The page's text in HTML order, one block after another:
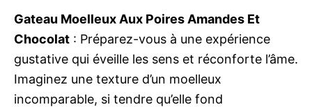
Gateau Moelleux Aux Poires Amandes Et
Chocolat : Préparez-vous à une expérience
gustative qui éveille les sens et réconforte l’âme.
Imaginez une texture d’un moelleux
incomparable, si tendre qu’elle fond